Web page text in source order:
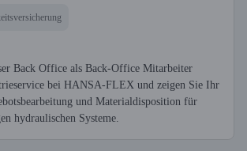
Back Office als Back-Office Mitarbeiter
bei HANSA-FLEX und zeigen Sie Ihr
und Materialdisposition für
hydraulischen Systeme.